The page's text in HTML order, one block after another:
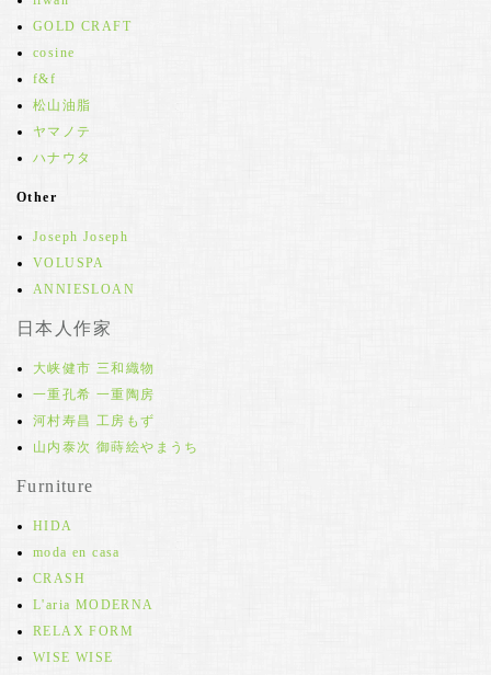
GOLD CRAFT
cosine
f&f
松山油脂
ヤマノテ
ハナウタ
Other
Joseph Joseph
VOLUSPA
ANNIESLOAN
日本人作家
大峡健市 三和織物
一重孔希 一重陶房
河村寿昌 工房もず
山内泰次 御蒔絵やまうち
Furniture
HIDA
moda en casa
CRASH
L'aria MODERNA
RELAX FORM
WISE WISE